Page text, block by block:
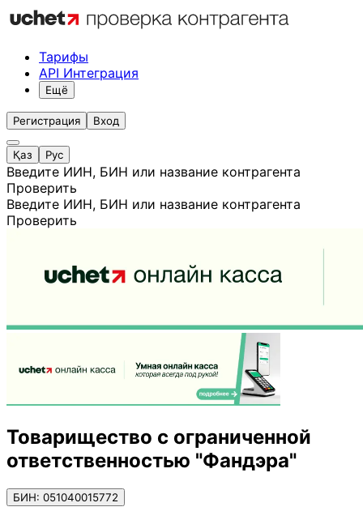
Тарифы
API Интеграция
Ещё
Регистрация Вход
Қаз Рус
Введите ИИН, БИН или название контрагента
Проверить
Введите ИИН, БИН или название контрагента
Проверить
Товарищество с ограниченной
ответственностью "Фандэра"
БИН: 051040015772